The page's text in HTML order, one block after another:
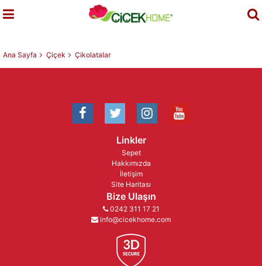
Ana Sayfa Çiçek Çikolatalar
Linkler
Sepet
Hakkımızda
İletişim
Site Haritası
Bize Ulaşın
0242 311 17 21
info@cicekhome.com